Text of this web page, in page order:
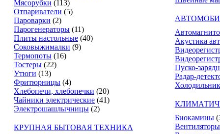
Мясорубки (113)
Отпариватели (5)
Пароварки (2)
Парогенераторы (11)
Плиты настольные (40)
Соковыжималки (9)
Термопоты (16)
Тостеры (22)
Утюги (13)
Фритюрницы (4)
Хлебопечи, хлебопечки (20)
Чайники электрические (41)
Электрошашлычницы (2)
КРУПНАЯ БЫТОВАЯ ТЕХНИКА
Акустика
Пуско-
Радар-
Биокамины
Вентиляторы